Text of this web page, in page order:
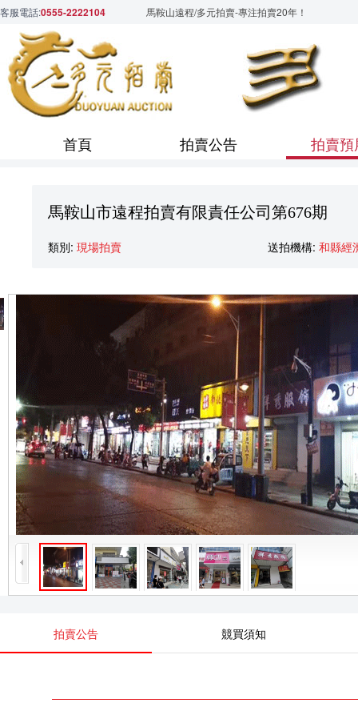
客服電話:0555-2222104 馬鞍山遠程/多元拍賣-專注拍賣20年！
首頁 拍賣公告 拍賣
馬鞍山市遠程拍賣有限責任公司第676期
類別: 現場拍賣 送拍機構: 和縣經
拍賣公告 競買須知